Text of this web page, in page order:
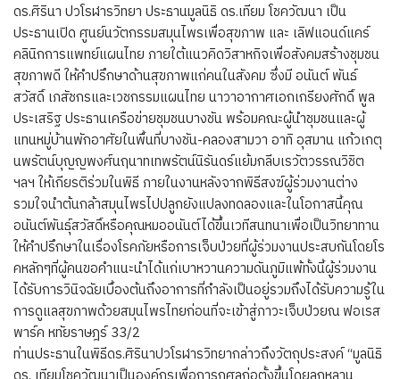
ดร.ศิรินา ปวโรฬารวิทยา ประธานมูลนิธิ ดร.เทียม โชควัฒนา เป็น
ประธานเปิด ศูนย์นวัตกรรมสมุนไพรเพื่อสุขภาพ และ เลิฟแอนด์แคร์
คลินิกการแพทย์แผนไทย ภายใต้แนวคิดวิสาหกิจเพื่อสังคมสร้างชุมชน
สุขภาพดี ให้คำปรึกษาด้านสุขภาพแก่คนในสังคม ซึ่งมี อนันต์ พันธ์
สวัสดิ์ เภสัชกรและเวชกรรมแผนไทย นาวาอากาศเอกเกรียงศักดิ์ พูล
ประเสริฐ ประธานเครือข่ายชุมชนบางชัน พร้อมคณะผู้นำชุมชนและผู้
แทนหมู่บ้านพักอาศัยในพื้นที่บางชัน-คลองสามวา อาทิ อุสมาน แก้วเกตุ
นพรัตน์บุญญพงศ์นฤนาทเทพรัตน์นิรันดร์แย้มกลีบเรวัตวรรณวิชิต
ฯลฯ ให้เกียรติร่วมในพิธี ภายในงานหลังจากพิธีสงฆ์ผู้ร่วมงานต่าง
รวมใจนำต้นกล้าสมุนไพรไปปลูกยังแปลงทดลองและในโอกาสนี้คุณ
อนันต์พันธุ์สวัสดิ์หรือคุณหมออนันต์ได้ขึ้นเวทีสนทนาเพื่อเป็นวิทยาทาน
ให้คำปรึกษาในเรื่องโรคภัยหรือการเจ็บป่วยที่ผู้ร่วมงานประสบกันโดยโร
คหลักๆที่ผู้คนขอคำแนะนำได้แก่เบาหวานความดันภูมิแพ้ทั้งนี้ผู้ร่วมงาน
ได้รับการวินิจฉัยเบื้องต้นถึงอาการที่กำลังเป็นอยู่รวมถึงได้รับความรู้ใน
การดูแลสุขภาพด้วยสมุนไพรไทยก่อนที่จะเข้าสู่ภาวะเจ็บป่วยณ ฟอเรส
พาร์ค หทัยราษฎร์ 33/2
ท่านประธานในพิธีดร.ศิรินาปวโรฬารวิทยากล่าวถึงวัตถุประสงค์ “มูลนิธิ